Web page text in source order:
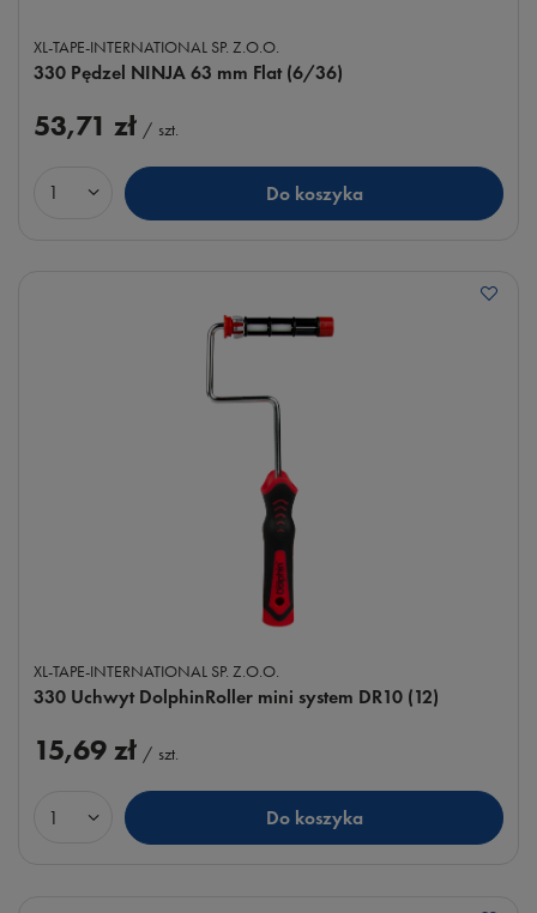
XL-TAPE-INTERNATIONAL SP. Z.O.O.
330 Pędzel NINJA 63 mm Flat (6/36)
53,71 zł / szt.
Ilość produktów Do koszyka
XL-TAPE-INTERNATIONAL SP. Z.O.O.
330 Uchwyt DolphinRoller mini system DR10 (12)
15,69 zł / szt.
Ilość produktów Do koszyka